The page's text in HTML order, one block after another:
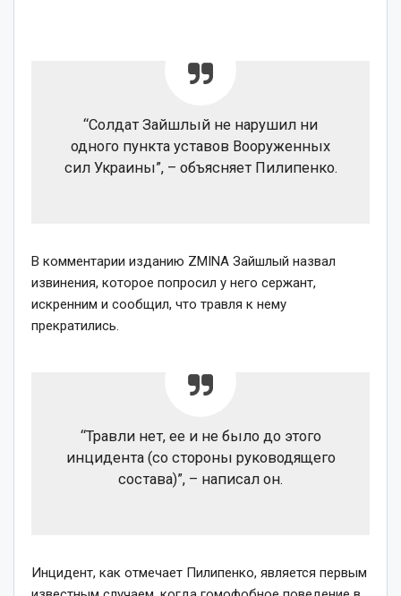
“Солдат Зайшлый не нарушил ни
одного пункта уставов Вооруженных
сил Украины”, – объясняет Пилипенко.
В комментарии изданию ZMINA Зайшлый назвал
извинения, которое попросил у него сержант,
искренним и сообщил, что травля к нему
прекратились.
“Травли нет, ее и не было до этого
инцидента (со стороны руководящего
состава)”, – написал он.
Инцидент, как отмечает Пилипенко, является первым